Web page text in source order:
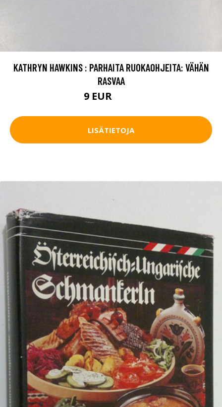
KATHRYN HAWKINS : PARHAITA RUOKAOHJEITA: VÄHÄN
RASVAA
9 EUR
LISÄTIETOJA